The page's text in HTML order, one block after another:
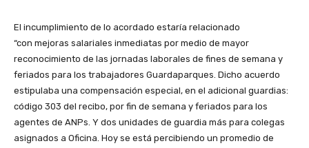
El incumplimiento de lo acordado estaría relacionado
“con mejoras salariales inmediatas por medio de mayor
reconocimiento de las jornadas laborales de fines de semana y
feriados para los trabajadores Guardaparques. Dicho acuerdo
estipulaba una compensación especial, en el adicional guardias:
código 303 del recibo, por fin de semana y feriados para los
agentes de ANPs. Y dos unidades de guardia más para colegas
asignados a Oficina. Hoy se está percibiendo un promedio de